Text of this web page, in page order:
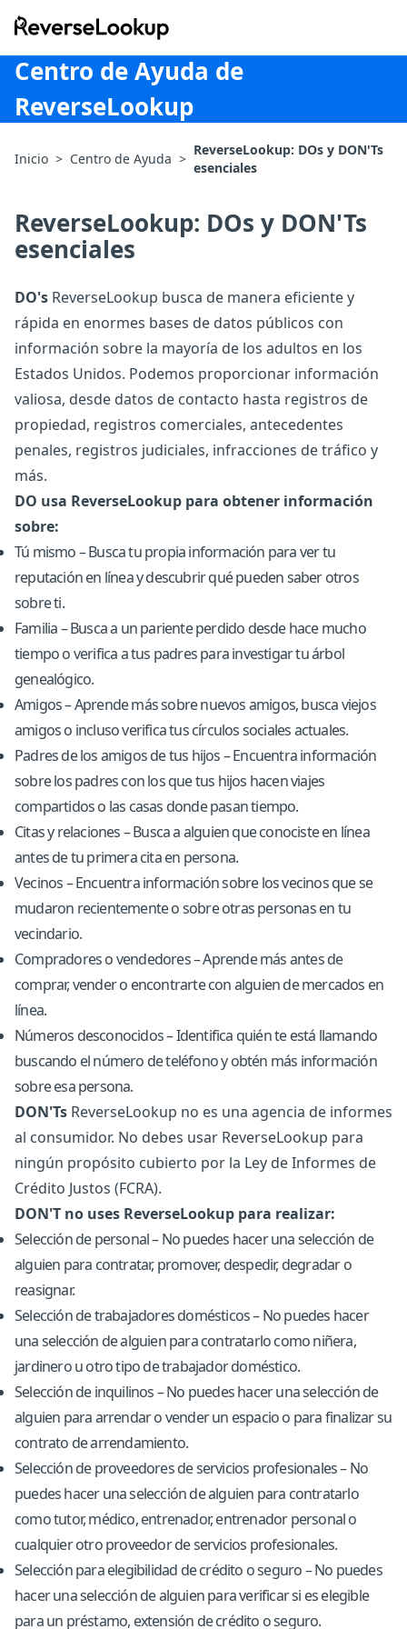
ReverseLookup
Centro de Ayuda de
ReverseLookup
Inicio > Centro de Ayuda >
ReverseLookup: DOs y DON'Ts
esenciales
ReverseLookup: DOs y DON'Ts
esenciales
DO's ReverseLookup busca de manera eficiente y
rápida en enormes bases de datos públicos con
información sobre la mayoría de los adultos en los
Estados Unidos. Podemos proporcionar información
valiosa, desde datos de contacto hasta registros de
propiedad, registros comerciales, antecedentes
penales, registros judiciales, infracciones de tráfico y
más.
DO usa ReverseLookup para obtener información
sobre:
Tú mismo – Busca tu propia información para ver tu
reputación en línea y descubrir qué pueden saber otros
sobre ti.
Familia – Busca a un pariente perdido desde hace mucho
tiempo o verifica a tus padres para investigar tu árbol
genealógico.
Amigos – Aprende más sobre nuevos amigos, busca viejos
amigos o incluso verifica tus círculos sociales actuales.
Padres de los amigos de tus hijos – Encuentra información
sobre los padres con los que tus hijos hacen viajes
compartidos o las casas donde pasan tiempo.
Citas y relaciones – Busca a alguien que conociste en línea
antes de tu primera cita en persona.
Vecinos – Encuentra información sobre los vecinos que se
mudaron recientemente o sobre otras personas en tu
vecindario.
Compradores o vendedores – Aprende más antes de
comprar, vender o encontrarte con alguien de mercados en
línea.
Números desconocidos – Identifica quién te está llamando
buscando el número de teléfono y obtén más información
sobre esa persona.
DON'Ts ReverseLookup no es una agencia de informes
al consumidor. No debes usar ReverseLookup para
ningún propósito cubierto por la Ley de Informes de
Crédito Justos (FCRA).
DON'T no uses ReverseLookup para realizar:
Selección de personal – No puedes hacer una selección de
alguien para contratar, promover, despedir, degradar o
reasignar.
Selección de trabajadores domésticos – No puedes hacer
una selección de alguien para contratarlo como niñera,
jardinero u otro tipo de trabajador doméstico.
Selección de inquilinos – No puedes hacer una selección de
alguien para arrendar o vender un espacio o para finalizar su
contrato de arrendamiento.
Selección de proveedores de servicios profesionales – No
puedes hacer una selección de alguien para contratarlo
como tutor, médico, entrenador, entrenador personal o
cualquier otro proveedor de servicios profesionales.
Selección para elegibilidad de crédito o seguro – No puedes
hacer una selección de alguien para verificar si es elegible
para un préstamo, extensión de crédito o seguro.